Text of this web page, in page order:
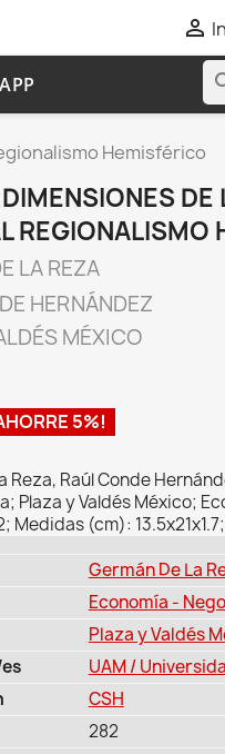

Hemisférico
REGIONALISMO
LA REZA
HERNÁNDEZ
MÉXICO
5%!
Reza, Raúl Conde
Plaza y Valdés México;
Medidas (cm):
Germán De La
Economía -
Plaza y Valdés
UAM /
CSH
282